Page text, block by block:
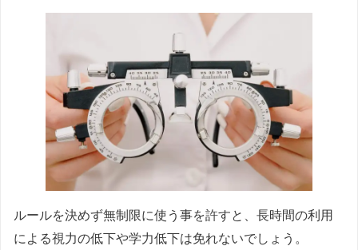
ルールを決めず無制限に使う事を許すと、長時間の利用
による視力の低下や学力低下は免れないでしょう。